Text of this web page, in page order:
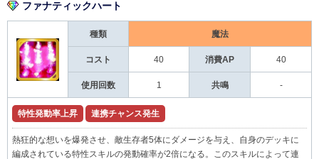
ファナティックハート
種類 魔法
コスト 40 消費AP 40
使用回数 1 共鳴 -
特性発動率上昇 連携チャンス発生
熱狂的な想いを爆発させ、敵生存者5体にダメージを与え、自身のデッキに
編成されている特性スキルの発動確率が2倍になる。このスキルによって連